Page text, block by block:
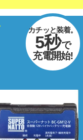
カチッと装着。
5秒で
充電開始!